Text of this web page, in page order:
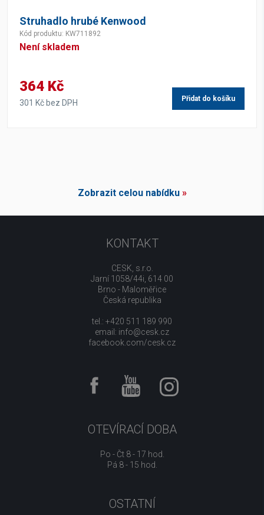
Struhadlo hrubé Kenwood
Kód produktu: KW711892
Není skladem
364 Kč
301 Kč bez DPH Přidat do košíku
Zobrazit celou nabídku»
KONTAKT
CESK, s.r.o.
Jarní 1058/44i, 614 00
Brno - Maloměřice
Česká republika
tel.: +420 511 189 990
email: info@cesk.cz
facebook.com/cesk.cz
OTEVÍRACÍ DOBA
Po - Čt 8 - 17 hod.
Pá 8 - 15 hod.
OSTATNÍ